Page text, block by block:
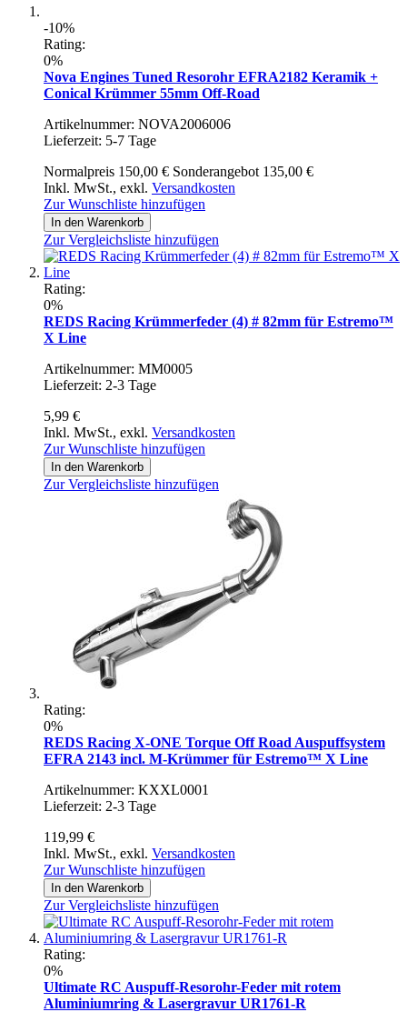
-10%
Rating:
0%
Nova Engines Tuned Resorohr EFRA2182 Keramik +
Conical Krümmer 55mm Off-Road
Artikelnummer: NOVA2006006
Lieferzeit: 5-7 Tage
Normalpreis 150,00 € Sonderangebot 135,00 €
Inkl. MwSt., exkl. Versandkosten
Zur Wunschliste hinzufügen
In den Warenkorb
Zur Vergleichsliste hinzufügen
Rating:
0%
REDS Racing Krümmerfeder (4) # 82mm für Estremo™
X Line
Artikelnummer: MM0005
Lieferzeit: 2-3 Tage
5,99 €
Inkl. MwSt., exkl. Versandkosten
Zur Wunschliste hinzufügen
In den Warenkorb
Zur Vergleichsliste hinzufügen
Rating:
0%
REDS Racing X-ONE Torque Off Road Auspuffsystem
EFRA 2143 incl. M-Krümmer für Estremo™ X Line
Artikelnummer: KXXL0001
Lieferzeit: 2-3 Tage
119,99 €
Inkl. MwSt., exkl. Versandkosten
Zur Wunschliste hinzufügen
In den Warenkorb
Zur Vergleichsliste hinzufügen
Rating:
0%
Ultimate RC Auspuff-Resorohr-Feder mit rotem
Aluminiumring & Lasergravur UR1761-R